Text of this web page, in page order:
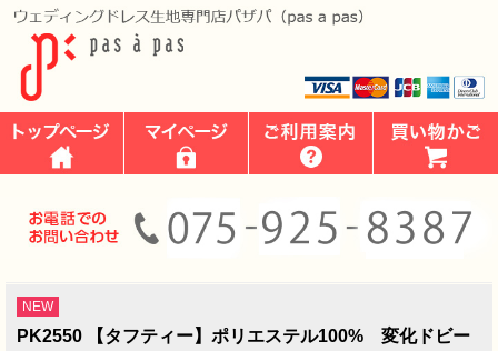
NEW
PK2550 【タフティー】ポリエステル100% 変化ドビー